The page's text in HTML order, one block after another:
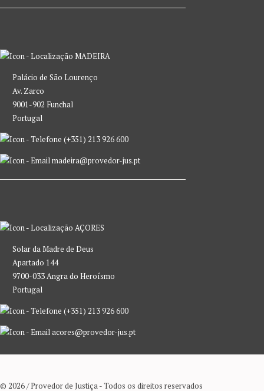
MADEIRA
Palácio de São Lourenço
Av. Zarco
9001-902 Funchal
Portugal
(+351) 213 926 600
madeira@provedor-jus.pt
AÇORES
Solar da Madre de Deus
Apartado 144
9700-033 Angra do Heroísmo
Portugal
(+351) 213 926 600
acores@provedor-jus.pt
© 2026 / Provedor de Justiça - Todos os direitos reservados